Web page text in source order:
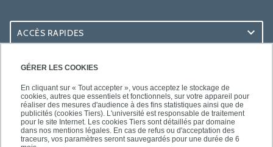
GÉRER LES COOKIES
En cliquant sur « Tout accepter », vous acceptez le stockage de
cookies, autres que essentiels et fonctionnels, sur votre appareil pour
réaliser des mesures d'audience à des fins statistiques ainsi que de
publicités (cookies Tiers). L'université est responsable de traitement
pour le site Internet. Les cookies Tiers sont détaillés par domaine
dans nos mentions légales. En cas de refus ou d'acceptation des
traceurs, vos paramètres seront sauvegardés pour une durée de 6
ACCÈS RAPIDES
ACCÈS PRATIQUES
SUIVEZ-NOUS